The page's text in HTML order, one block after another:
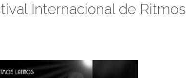
Internacional de Ritmos